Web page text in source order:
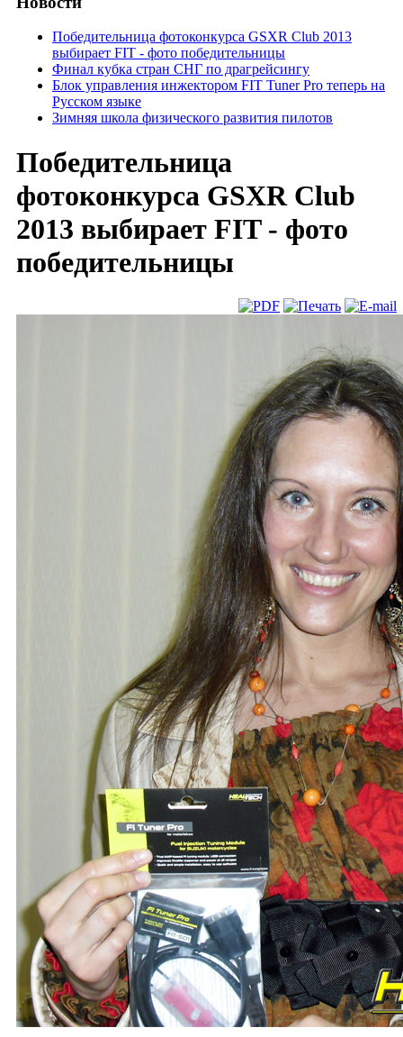
Победительница фотоконкурса GSXR Club 2013
выбирает FIT - фото победительницы
Финал кубка стран СНГ по драгрейсингу
Блок управления инжектором FIT Tuner Pro теперь на
Русском языке
Зимняя школа физического развития пилотов
Победительница
фотоконкурса GSXR Club
2013 выбирает FIT - фото
победительницы